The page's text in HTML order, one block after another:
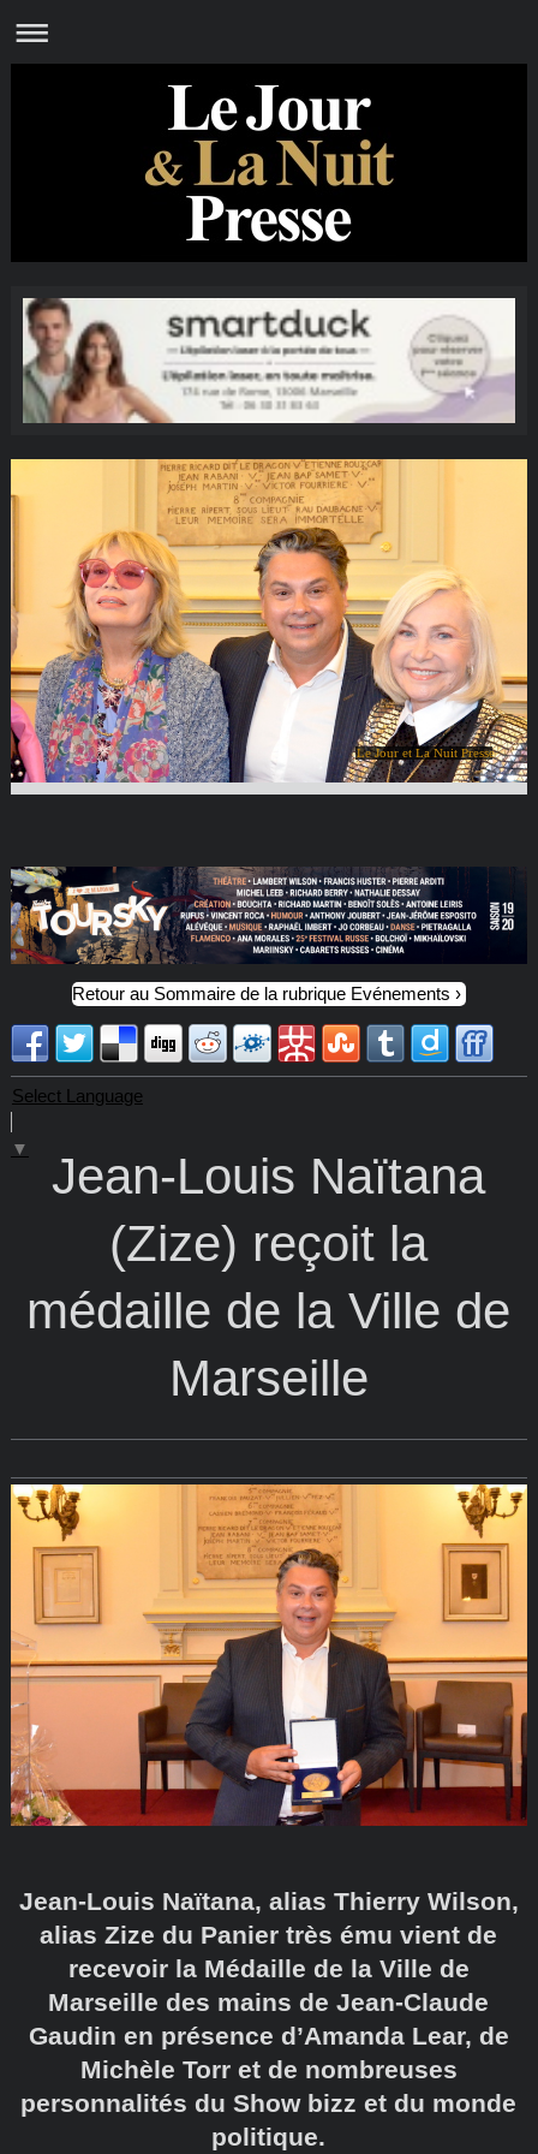
Le Jour et La Nuit Presse
Retour au Sommaire de la rubrique Evénements
Select Language
▼
Jean-Louis Naïtana
(Zize) reçoit la
médaille de la Ville de
Marseille
Jean-Louis Naïtana, alias Thierry Wilson,
alias Zize du Panier très ému vient de
recevoir la Médaille de la Ville de
Marseille des mains de Jean-Claude
Gaudin en présence d’Amanda Lear, de
Michèle Torr et de nombreuses
personnalités du Show bizz et du monde
politique.